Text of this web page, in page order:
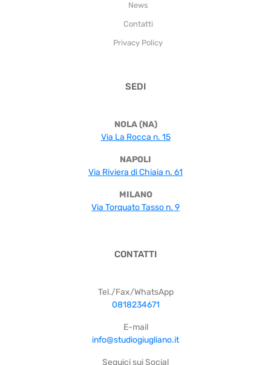
News
Contatti
Privacy Policy
SEDI
NOLA (NA)
Via La Rocca n. 15
NAPOLI
Via Riviera di Chiaia n. 61
MILANO
Via Torquato Tasso n. 9
CONTATTI
Tel./Fax/WhatsApp
0818234671
E-mail
info@studiogiugliano.it
Seguici sui Social